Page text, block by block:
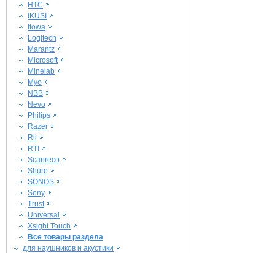
HTC
IKUSI
Itowa
Logitech
Marantz
Microsoft
Minelab
Myo
NBB
Nevo
Philips
Razer
Rii
RTI
Scanreco
Shure
SONOS
Sony
Trust
Universal
Xsight Touch
Все товары раздела
для наушников и акустики